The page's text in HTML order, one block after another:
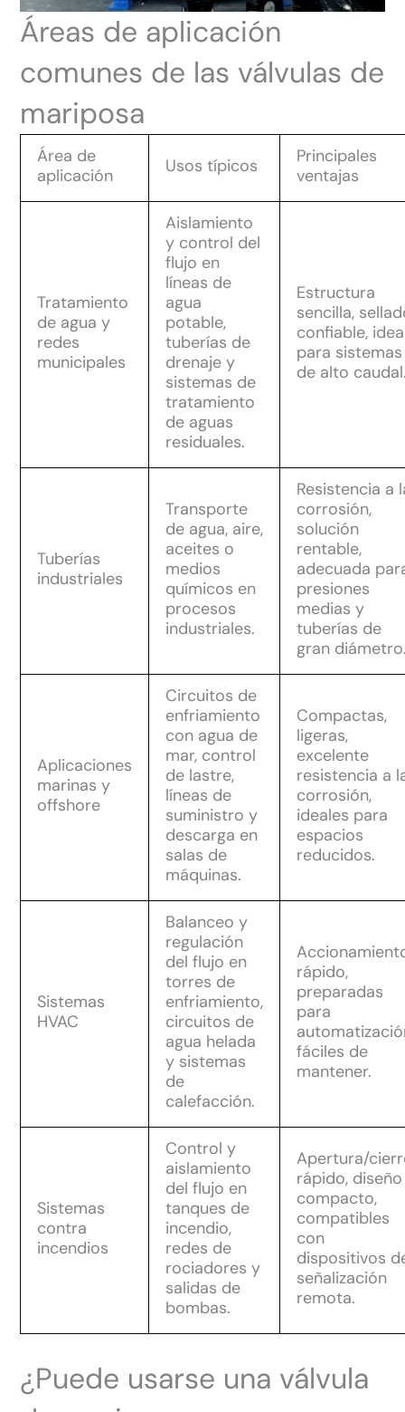
Áreas de aplicación
comunes de las válvulas de
mariposa
Área de
aplicación
Usos típicos
Principales
ventajas
Tratamiento
de agua y
redes
municipales
Aislamiento
y control del
flujo en
líneas de
agua
potable,
tuberías de
drenaje y
sistemas de
tratamiento
de aguas
residuales.
Estructura
sencilla,
confiable,
para sistemas
de alto
Tuberías
industriales
Transporte
de agua, aire,
aceites o
medios
químicos en
procesos
industriales.
Resistencia a
corrosión,
solución
rentable,
adecuada
presiones
medias y
tuberías de
gran
Aplicaciones
marinas y
offshore
Circuitos de
enfriamiento
con agua de
mar, control
de lastre,
líneas de
suministro y
descarga en
salas de
máquinas.
Compactas,
ligeras,
excelente
resistencia a
corrosión,
ideales para
espacios
reducidos.
Sistemas
HVAC
Balanceo y
regulación
del flujo en
torres de
enfriamiento,
circuitos de
agua helada
y sistemas
de
calefacción.
rápido,
preparadas
para
fáciles de
mantener.
Sistemas
contra
incendios
Control y
aislamiento
del flujo en
tanques de
incendio,
redes de
rociadores y
salidas de
bombas.
Apertura/
rápido, diseño
compacto,
compatibles
con
dispositivos
señalización
remota.
¿Puede usarse una válvula